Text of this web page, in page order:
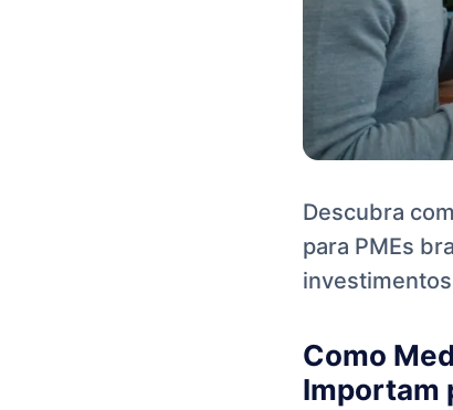
Descubra
para PMEs
Como
Importam